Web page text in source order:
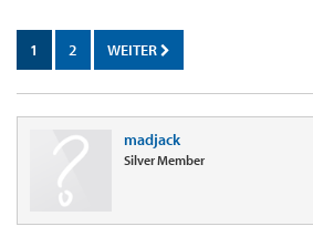
1 2 WEITER
madjack
Silver Member